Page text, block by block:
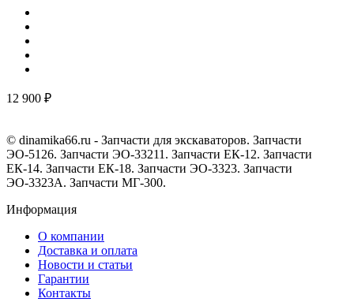
12 900 ₽
© dinamika66.ru - Запчасти для экскаваторов. Запчасти
ЭО-5126. Запчасти ЭО-33211. Запчасти ЕК-12. Запчасти
ЕК-14. Запчасти ЕК-18. Запчасти ЭО-3323. Запчасти
ЭО-3323А. Запчасти МГ-300.
Информация
О компании
Доставка и оплата
Новости и статьи
Гарантии
Контакты